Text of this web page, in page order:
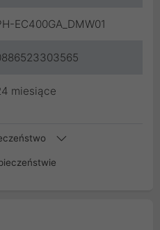
EC400GA_DMW01
miesiące